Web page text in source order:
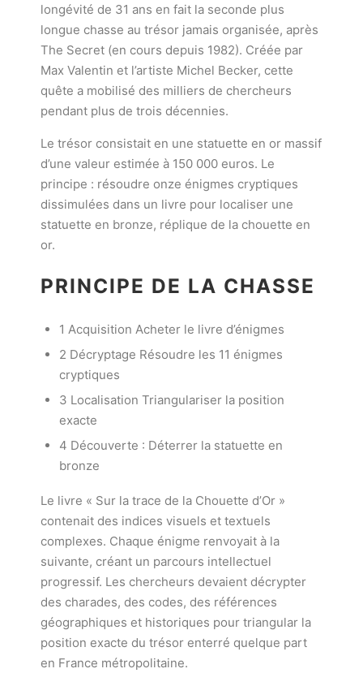
longévité de 31 ans en fait la seconde plus
longue chasse au trésor jamais organisée, après
The Secret (en cours depuis 1982). Créée par
Max Valentin et l’artiste Michel Becker, cette
quête a mobilisé des milliers de chercheurs
pendant plus de trois décennies.
Le trésor consistait en une statuette en or massif
d’une valeur estimée à 150 000 euros. Le
principe : résoudre onze énigmes cryptiques
dissimulées dans un livre pour localiser une
statuette en bronze, réplique de la chouette en
or.
PRINCIPE DE LA CHASSE
1 Acquisition Acheter le livre d’énigmes
2 Décryptage Résoudre les 11 énigmes
cryptiques
3 Localisation Triangulariser la position
exacte
4 Découverte : Déterrer la statuette en
bronze
Le livre « Sur la trace de la Chouette d’Or »
contenait des indices visuels et textuels
complexes. Chaque énigme renvoyait à la
suivante, créant un parcours intellectuel
progressif. Les chercheurs devaient décrypter
des charades, des codes, des références
géographiques et historiques pour triangular la
position exacte du trésor enterré quelque part
en France métropolitaine.